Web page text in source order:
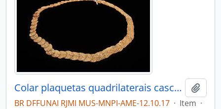
Colar plaquetas quadrilaterais casco de jacaré
BR DFFUNAI RJMI MUS-MNPI-AME-12.10.17 · Item ·